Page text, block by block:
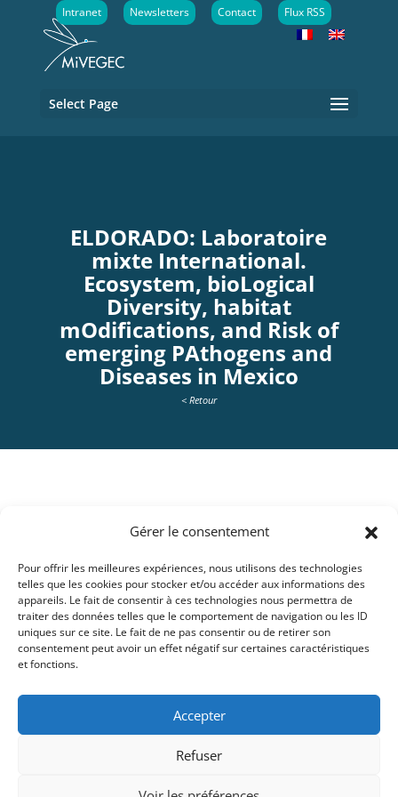
Gérer le consentement
Pour offrir les meilleures expériences, nous utilisons des technologies
telles que les cookies pour stocker et/ou accéder aux informations des
appareils. Le fait de consentir à ces technologies nous permettra de
traiter des données telles que le comportement de navigation ou les ID
uniques sur ce site. Le fait de ne pas consentir ou de retirer son
consentement peut avoir un effet négatif sur certaines caractéristiques
et fonctions.
Accepter
Refuser
Intranet Newsletters Contact Flux RSS
Select Page
ELDORADO: Laboratoire
mixte International.
Ecosystem, bioLogical
Diversity, habitat
mOdifications, and Risk of
emerging PAthogens and
Diseases in Mexico
< Retour
Département :